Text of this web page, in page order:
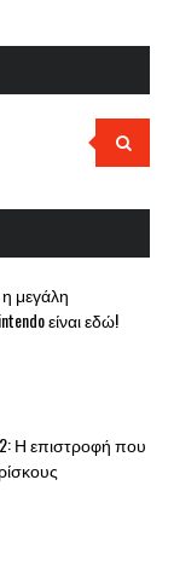
η μεγάλη
είναι εδώ!
2: Η επιστροφή που